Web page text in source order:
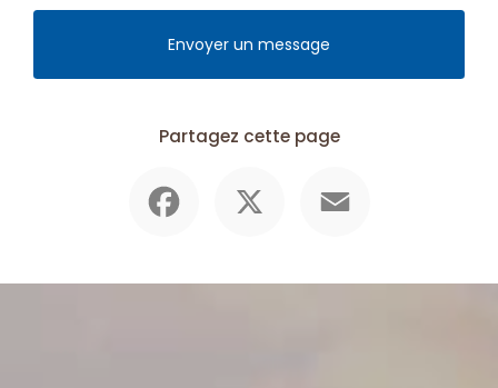
Envoyer un message
Partagez cette page